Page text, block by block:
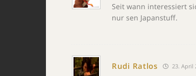
Seit wann interessiert
nur sen Japanstuff.
Rudi Ratlos 23. April